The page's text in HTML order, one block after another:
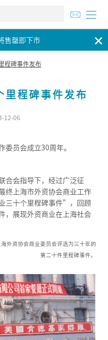
✕
售罄即下市
售罄即下市
程碑事件发布
里程碑事件发布
12-06
委员会成立30周年。
合会指导下，经过广泛征
终上海市外资协会商业工作
三十个里程碑事件”，回顾
，展现外资商业在上海社会
外资协会商业委员会评选为三十年的
第二十件里程碑事件。